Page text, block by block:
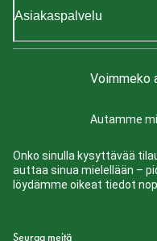
Asiakaspalvelu
Voimmeko
Autamme
Onko sinulla kysyttävää
auttaa sinua mielellään –
löydämme oikeat tiedot
Seuraa meitä